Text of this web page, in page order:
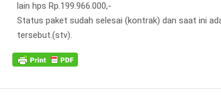
lain hps Rp.199.966.000,-
Status paket sudah selesai (kontrak) dan saat ini
tersebut.(stv).